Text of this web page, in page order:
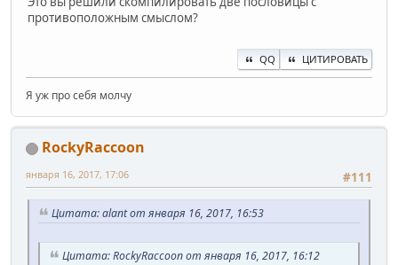
противоположным смыслом?
QQ ЦИТИРОВАТЬ
Я уж про себя молчу
RockyRaccoon
#111
января 16, 2017, 17:06
Цитата: alant от января 16, 2017, 16:53
Цитата: RockyRaccoon от января 16, 2017, 16:12